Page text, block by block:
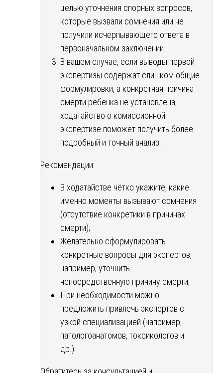
целью уточнения спорных вопросов,
которые вызвали сомнения или не
получили исчерпывающего ответа в
первоначальном заключении.
В вашем случае, если выводы первой
экспертизы содержат слишком общие
формулировки, а конкретная причина
смерти ребенка не установлена,
ходатайство о комиссионной
экспертизе поможет получить более
подробный и точный анализ.
Рекомендации:
В ходатайстве чётко укажите, какие
именно моменты вызывают сомнения
(отсутствие конкретики в причинах
смерти);
Желательно сформулировать
конкретные вопросы для экспертов,
например, уточнить
непосредственную причину смерти;
При необходимости можно
предложить привлечь экспертов с
узкой специализацией (например,
патологоанатомов, токсикологов и
др.).